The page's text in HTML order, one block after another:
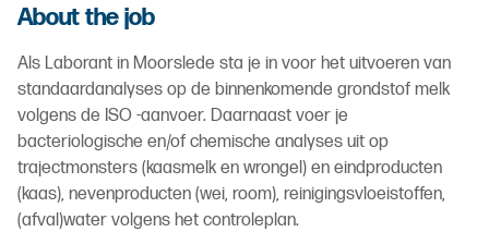
About the job
Als Laborant in Moorslede sta je in voor het uitvoeren van
standaardanalyses op de binnenkomende grondstof melk
volgens de ISO -aanvoer. Daarnaast voer je
bacteriologische en/of chemische analyses uit op
trajectmonsters (kaasmelk en wrongel) en eindproducten
(kaas), nevenproducten (wei, room), reinigingsvloeistoffen,
(afval)water volgens het controleplan.